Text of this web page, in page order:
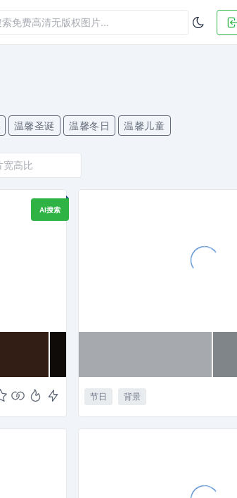
温馨圣诞 温馨冬日 温馨儿童
AI搜索
节日 背景